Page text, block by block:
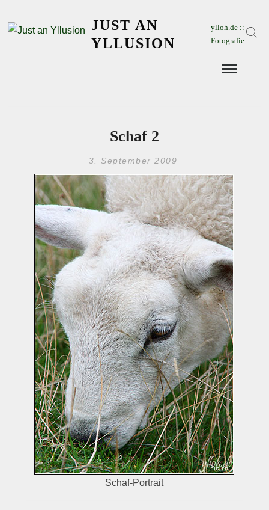
JUST AN
YLLUSION
ylloh.de ::
Fotografie
Schaf 2
3. September 2009
Schaf-Portrait